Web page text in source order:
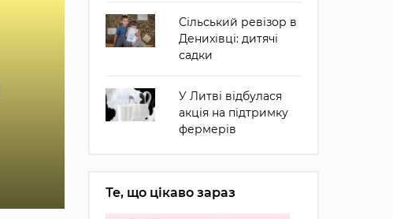
Сільський ревізор в
Денихівці: дитячі
садки
У Литві відбулася
акція на підтримку
фермерів
Те, що цікаво зараз